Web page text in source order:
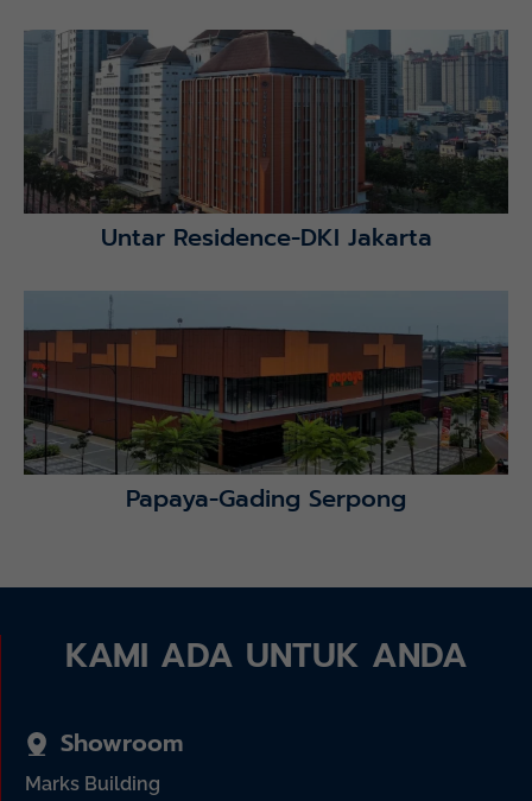
Lihat Detail Proyek
Untar Residence-DKI Jakarta
Lihat Detail Proyek
Papaya-Gading Serpong
KAMI ADA UNTUK ANDA
Showroom
Marks Building